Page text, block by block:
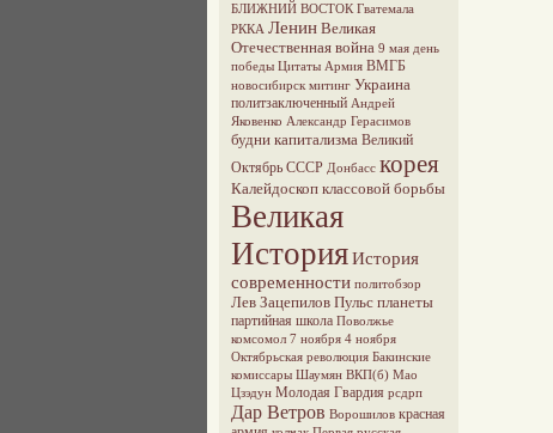
БЛИЖНИЙ ВОСТОК Гватемала
РККА Ленин Великая
Отечественная война 9 мая день
победы Цитаты Армия ВМГБ
новосибирск митинг Украина
политзаключенный Андрей
Яковенко Александр Герасимов
будни капитализма Великий
Октябрь СССР Донбасс корея
Калейдоскоп классовой борьбы
Великая
ИсторияИстория
современности политобзор
Лев Зацепилов Пульс планеты
партийная школа Поволжье
комсомол 7 ноября 4 ноября
Октябрьская революция Бакинские
комиссары Шаумян ВКП(б) Мао
Цзэдун Молодая Гвардия рсдрп
Дар Ветров Ворошилов красная